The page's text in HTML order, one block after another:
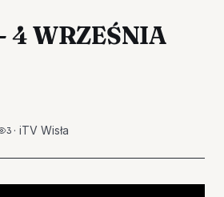
4 WRZEŚNIA
3 · iTV Wisła